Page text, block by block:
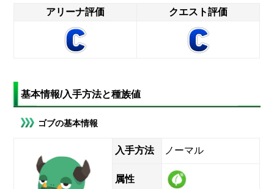
アリーナ評価 クエスト評価
基本情報/入手方法と種族値
ゴブの基本情報
入手方法 ノーマル
属性